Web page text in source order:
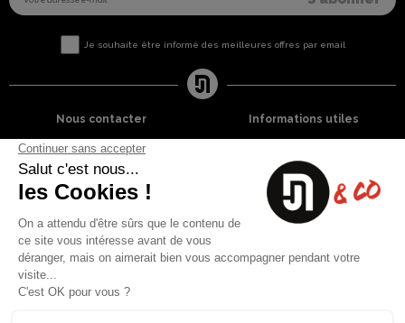
Je souhaite être informé des meilleures offres par email
Nous contacter
8 rue du capitaine Jean Croisa
13009 Marseille
+33 (0)4 91 07 41 16
Facebook Instagram
Informations utiles
Garantie satisfaction
Paiement sécurisé
Plan du site
Blog
Nos produits
Meilleures ventes
A propos